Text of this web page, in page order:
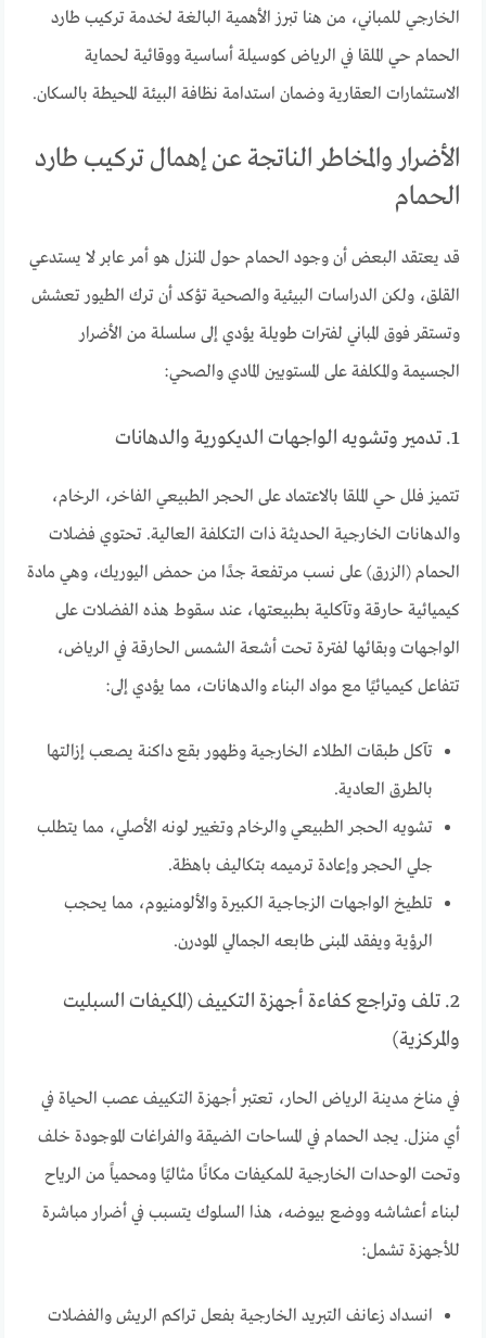
الخارجي للمباني، من هنا تبرز الأهمية البالغة لخدمة تركيب طارد
الحمام حي الملقا في الرياض كوسيلة أساسية ووقائية لحماية
الاستثمارات العقارية وضمان استدامة نظافة البيئة المحيطة بالسكان.
الأضرار والمخاطر الناتجة عن إهمال تركيب طارد
الحمام
قد يعتقد البعض أن وجود الحمام حول المنزل هو أمر عابر لا يستدعي
القلق، ولكن الدراسات البيئية والصحية تؤكد أن ترك الطيور تعشش
وتستقر فوق المباني لفترات طويلة يؤدي إلى سلسلة من الأضرار
الجسيمة والمكلفة على المستويين المادي والصحي:
1. تدمير وتشويه الواجهات الديكورية والدهانات
تتميز فلل حي الملقا بالاعتماد على الحجر الطبيعي الفاخر، الرخام،
والدهانات الخارجية الحديثة ذات التكلفة العالية. تحتوي فضلات
الحمام (الزرق) على نسب مرتفعة جدًا من حمض اليوريك، وهي مادة
كيميائية حارقة وتآكلية بطبيعتها، عند سقوط هذه الفضلات على
الواجهات وبقائها لفترة تحت أشعة الشمس الحارقة في الرياض،
تتفاعل كيميائيًا مع مواد البناء والدهانات، مما يؤدي إلى:
تآكل طبقات الطلاء الخارجية وظهور بقع داكنة يصعب إزالتها
بالطرق العادية.
تشويه الحجر الطبيعي والرخام وتغيير لونه الأصلي، مما يتطلب
جلي الحجر وإعادة ترميمه بتكاليف باهظة.
تلطيخ الواجهات الزجاجية الكبيرة والألومنيوم، مما يحجب
الرؤية ويفقد المبنى طابعه الجمالي المودرن.
2. تلف وتراجع كفاءة أجهزة التكييف (المكيفات السبليت
والمركزية)
في مناخ مدينة الرياض الحار، تعتبر أجهزة التكييف عصب الحياة في
أي منزل. يجد الحمام في المساحات الضيقة والفراغات الموجودة خلف
وتحت الوحدات الخارجية للمكيفات مكانًا مثاليًا ومحمياً من الرياح
لبناء أعشاشه ووضع بيوضه، هذا السلوك يتسبب في أضرار مباشرة
للأجهزة تشمل:
انسداد زعانف التبريد الخارجية بفعل تراكم الريش والفضلات